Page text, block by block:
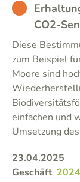
BAD
CO2-
Diese
zum Beispiel
Moore sind
einfachen und
Umsetzung
23.04.2025
Geschäft